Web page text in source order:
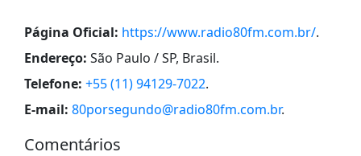
Página Oficial: https://www.radio80fm.com.br/.
Endereço: São Paulo / SP, Brasil.
Telefone: +55 (11) 94129-7022.
E-mail: 80porsegundo@radio80fm.com.br.
Comentários